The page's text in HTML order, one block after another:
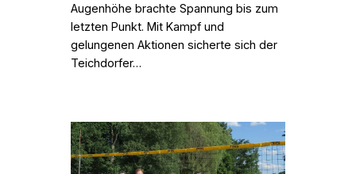
Augenhöhe brachte Spannung bis zum
letzten Punkt. Mit Kampf und
gelungenen Aktionen sicherte sich der
Teichdorfer…